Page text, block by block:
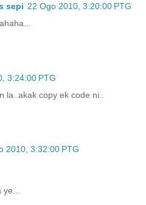
sepi 22 Ogo 2010, 3:20:00 PTG
3:24:00 PTG
la..akak copy ek code ni..
2010, 3:32:00 PTG
ye...